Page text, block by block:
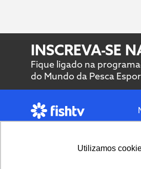
Utilizamos
INSCREVA-SE
Fique ligado na
do Mundo da Pesca